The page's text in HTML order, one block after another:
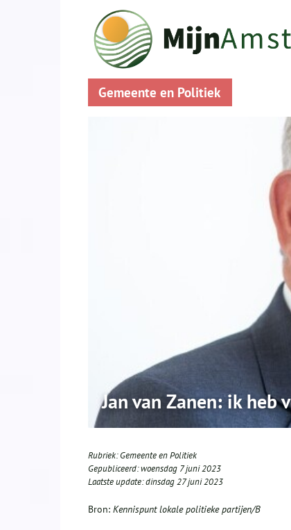
Gemeente en Politiek
Jan van Zanen: ik
Rubriek:Gemeente en Politiek
Gepubliceerd:woensdag 7 juni 2023
Laatste update:dinsdag 27 juni 2023
Bron: Kennispunt lokale politieke partijen/B